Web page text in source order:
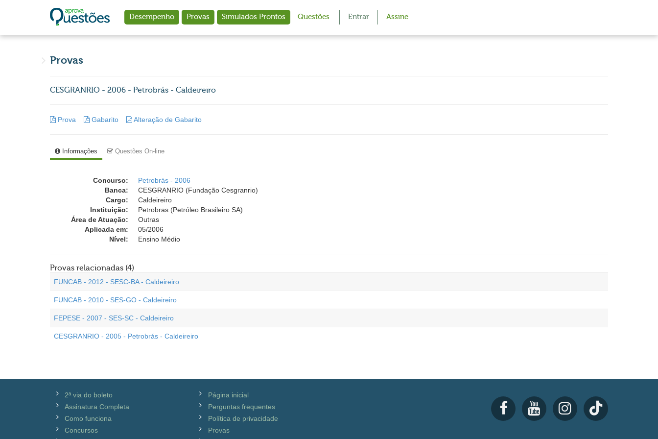
Desempenho Provas Simulados Prontos Questões Entrar Assine
Provas
CESGRANRIO - 2006 - Petrobrás - Caldeireiro
Prova Gabarito Alteração de Gabarito
Informações Questões On-line
Concurso:
Petrobrás - 2006
Banca:
CESGRANRIO (Fundação Cesgranrio)
Cargo:
Caldeireiro
Instituição:
Petrobras (Petróleo Brasileiro SA)
Área de Atuação:
Outras
Aplicada em:
05/2006
Nível:
Ensino Médio
Provas relacionadas (4)
FUNCAB - 2012 - SESC-BA - Caldeireiro
FUNCAB - 2010 - SES-GO - Caldeireiro
FEPESE - 2007 - SES-SC - Caldeireiro
CESGRANRIO - 2005 - Petrobrás - Caldeireiro
2ª via do boleto
Assinatura Completa
Como funciona
Concursos
Página inicial
Perguntas frequentes
Política de privacidade
Provas